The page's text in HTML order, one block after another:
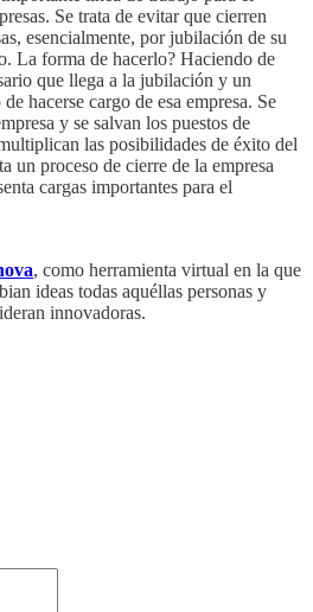
Se trata de evitar que cierren
esencialmente, por jubilación de su
La forma de hacerlo? Haciendo de
que llega a la jubilación y un
hacerse cargo de esa empresa. Se
y se salvan los puestos de
las posibilidades de éxito del
un proceso de cierre de la empresa
cargas importantes para el
, como herramienta virtual en la que
ideas todas aquéllas personas y
innovadoras.